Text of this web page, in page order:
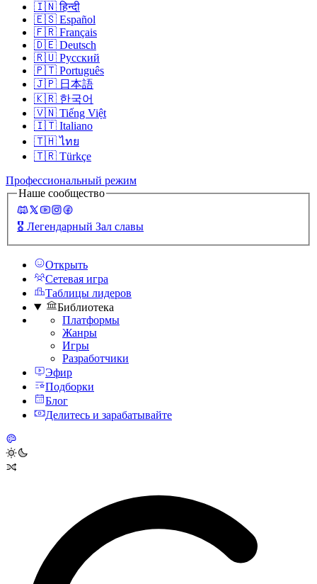
🇮🇳 हिन्दी
🇪🇸 Español
🇫🇷 Français
🇩🇪 Deutsch
🇷🇺 Русский
🇵🇹 Português
🇯🇵 日本語
🇰🇷 한국어
🇻🇳 Tiếng Việt
🇮🇹 Italiano
🇹🇭 ไทย
🇹🇷 Türkçe
Профессиональный режим
Наше сообщество
🎖️ Легендарный Зал славы
Открыть
Сетевая игра
Таблицы лидеров
Библиотека
Платформы
Жанры
Игры
Разработчики
Эфир
Подборки
Блог
Делитесь и зарабатывайте